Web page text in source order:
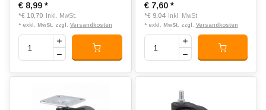
€ 8,99 *
*€ 10,70 Inkl. MwSt.
* exkl. MwSt. zzgl. Versandkosten
€ 7,60 *
*€ 9,04 Inkl. MwSt.
* exkl. MwSt. zzgl. Versandkosten